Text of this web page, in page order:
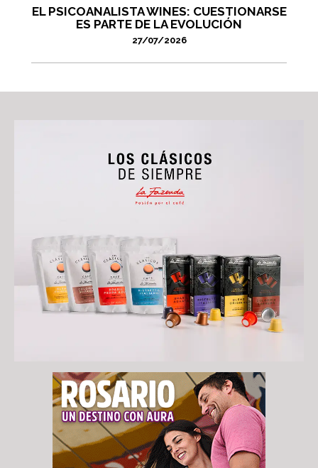
EL PSICOANALISTA WINES: CUESTIONARSE
ES PARTE DE LA EVOLUCIÓN
27/07/2026